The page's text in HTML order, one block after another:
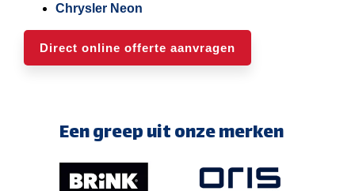
Chrysler Neon
Direct online offerte aanvragen
Een greep uit onze merken